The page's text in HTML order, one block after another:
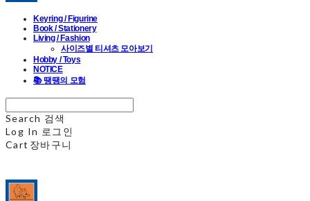
Keyring / Figurine
Book / Stationery
Living / Fashion
사이즈별 티셔츠 모아보기
Hobby / Toys
NOTICE
📚 땡땡의 모험
Search 검색
Log In 로그인
Cart 장바구니